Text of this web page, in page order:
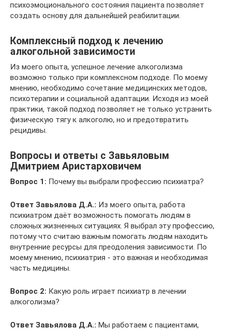
психоэмоционального состояния пациента позволяет
создать основу для дальнейшей реабилитации.
Комплексный подход к лечению
алкогольной зависимости
Из моего опыта, успешное лечение алкоголизма
возможно только при комплексном подходе. По моему
мнению, необходимо сочетание медицинских методов,
психотерапии и социальной адаптации. Исходя из моей
практики, такой подход позволяет не только устранить
физическую тягу к алкоголю, но и предотвратить
рецидивы.
Вопросы и ответы с Завьяловым
Дмитрием Аристарховичем
Вопрос 1: Почему вы выбрали профессию психиатра?
Ответ Завьялова Д.А.: Из моего опыта, работа
психиатром даёт возможность помогать людям в
сложных жизненных ситуациях. Я выбрал эту профессию,
потому что считаю важным помогать людям находить
внутренние ресурсы для преодоления зависимости. По
моему мнению, психиатрия - это важная и необходимая
часть медицины.
Вопрос 2: Какую роль играет психиатр в лечении
алкоголизма?
Ответ Завьялова Д.А.: Мы работаем с пациентами,